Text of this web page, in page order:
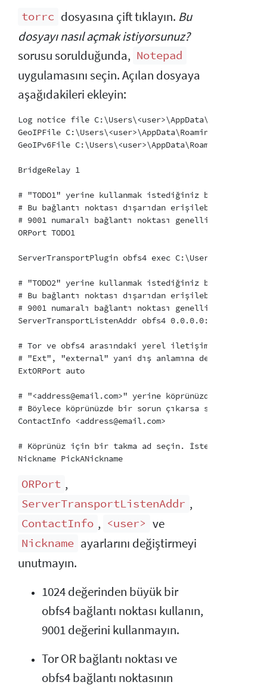
torrc dosyasına çift tıklayın. Bu
dosyayı nasıl açmak istiyorsunuz?
sorusu sorulduğunda, Notepad
uygulamasını seçin. Açılan dosyaya
aşağıdakileri ekleyin:
Log notice file
GeoIPFile C:\Users\<user>\AppData\Roaming\tor\geoip
GeoIPv6File
BridgeRelay 1
# "TODO1" yerine kullanmak istediğiniz bir Tor
# Bu bağlantı noktası dışarıdan erişilebilir
# 9001 numaralı bağlantı noktası genellikle Tor
ORPort TODO1
ServerTransportPlugin obfs4 exec
# "TODO2" yerine kullanmak istediğiniz bir obfs4
# Bu bağlantı noktası dışarıdan erişilebilir olmalı
# 9001 numaralı bağlantı noktası genellikle Tor
ServerTransportListenAddr obfs4 0.0.0.0:TODO2
# Tor ve obfs4 arasındaki yerel iletişim bağlantı
# "Ext", "external" yani dış anlamına değil,
ExtORPort auto
# "<address@email.com>" yerine köprünüzde bir
# Böylece köprünüzde bir sorun çıkarsa size
ContactInfo <address@email.com>
# Köprünüz için bir takma ad seçin. İsteğe bağlıdır.
ORPort ,
ServerTransportListenAddr ,
ContactInfo , <user> ve
Nickname ayarlarını değiştirmeyi
unutmayın.
1024 değerinden büyük bir
obfs4 bağlantı noktası kullanın,
9001 değerini kullanmayın.
Tor OR bağlantı noktası ve
obfs4 bağlantı noktasının